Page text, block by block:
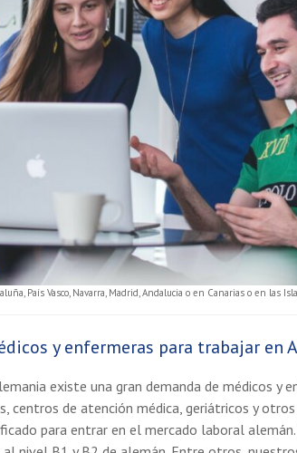
País Vasco, Navarra, Madrid, Andalucia o en Canarias o en las
y enfermeras para trabajar en
existe una gran demanda de médicos y
centros de atención médica, geriátricos y
para entrar en el mercado laboral